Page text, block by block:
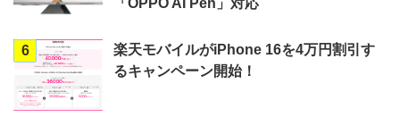
「OPPO AI Pen」対応
6
楽天モバイルがiPhone 16を4万円割引す
るキャンペーン開始！